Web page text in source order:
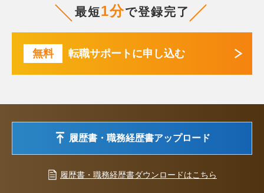
最短1分で登録完了
無料 転職サポートに申し込む
履歴書・職務経歴書アップロード
履歴書・職務経歴書ダウンロードはこちら